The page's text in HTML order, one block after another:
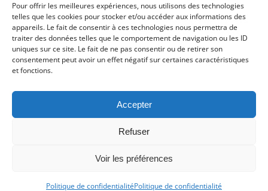
Pour offrir les meilleures expériences, nous utilisons des technologies
telles que les cookies pour stocker et/ou accéder aux informations des
appareils. Le fait de consentir à ces technologies nous permettra de
traiter des données telles que le comportement de navigation ou les ID
uniques sur ce site. Le fait de ne pas consentir ou de retirer son
consentement peut avoir un effet négatif sur certaines caractéristiques
et fonctions.
Accepter
Refuser
Voir les préférences
Politique de confidentialitéPolitique de confidentialité